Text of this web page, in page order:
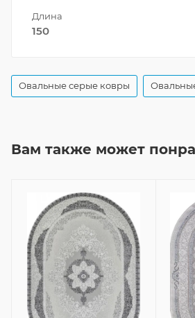
Длина
150
Овальные серые ковры
Вам также может